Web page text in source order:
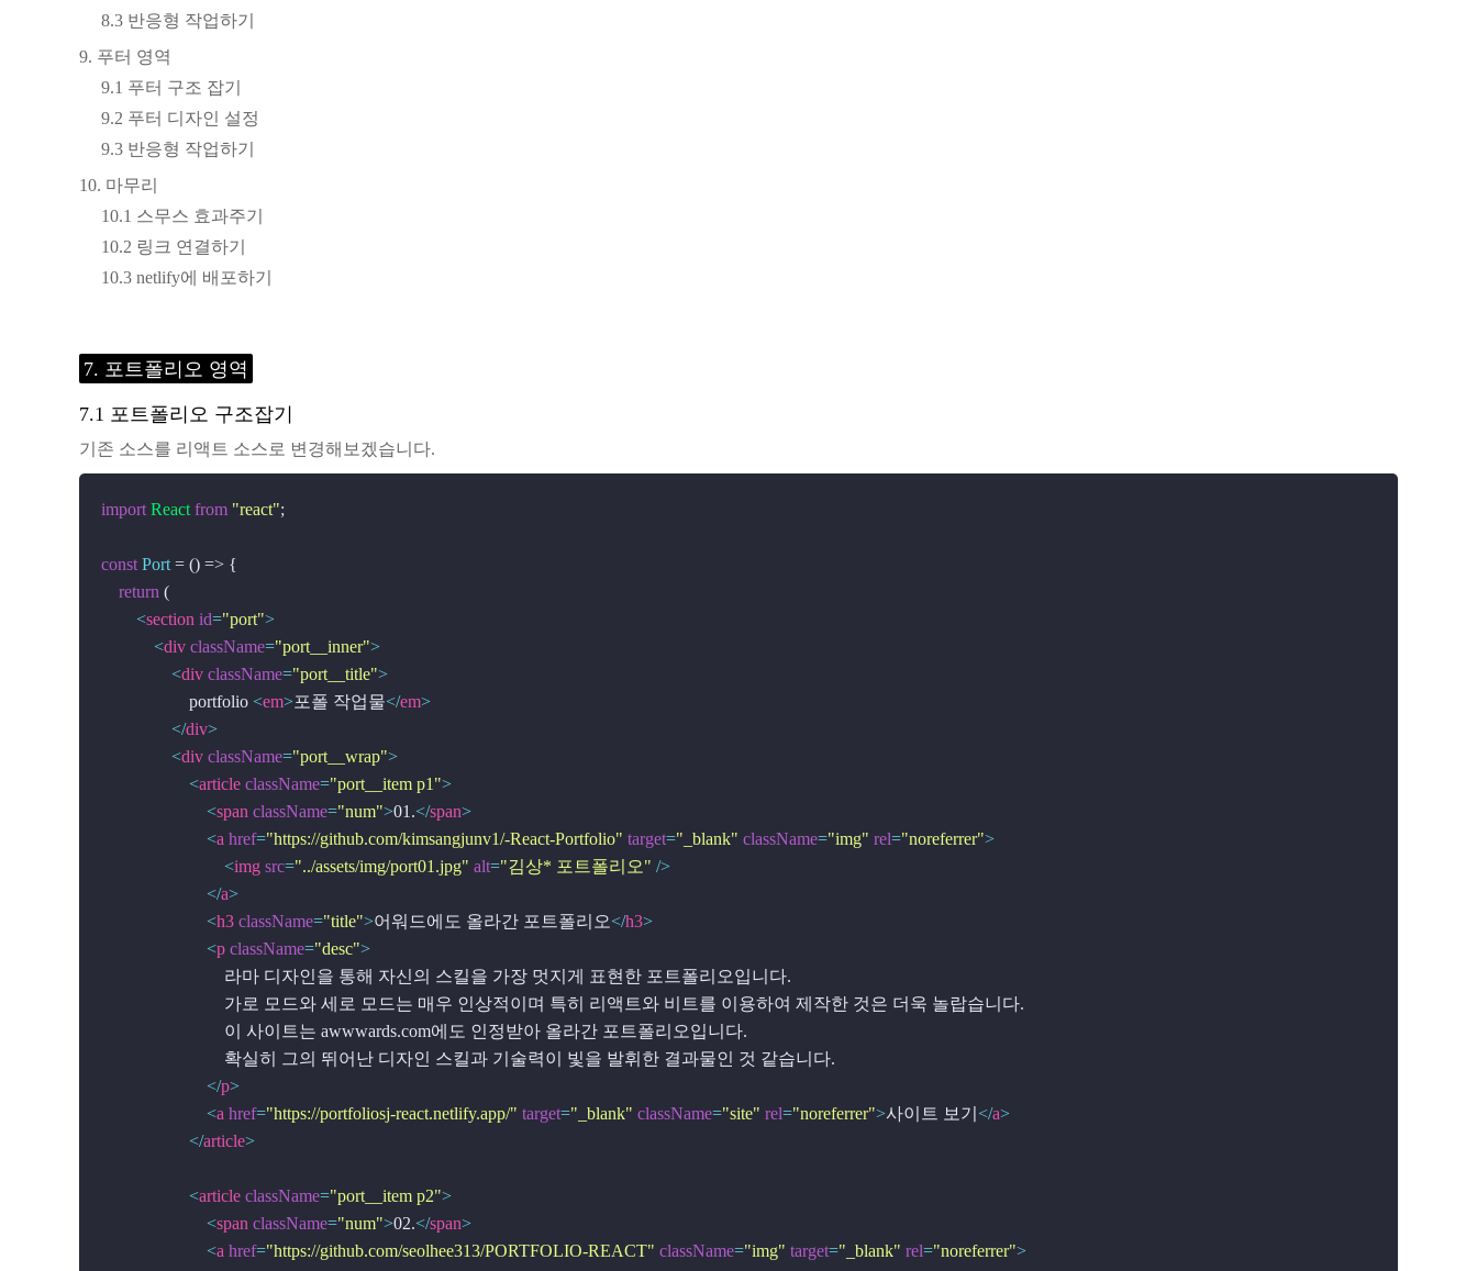
8.3 반응형 작업하기
9. 푸터 영역
9.1 푸터 구조 잡기
9.2 푸터 디자인 설정
9.3 반응형 작업하기
10. 마무리
10.1 스무스 효과주기
10.2 링크 연결하기
10.3 netlify에 배포하기
7. 포트폴리오 영역
7.1 포트폴리오 구조잡기
기존 소스를 리액트 소스로 변경해보겠습니다.
import React from "react";
const Port = () => {
return (
<section id="port">
<div className="port__inner">
<div className="port__title">
                    portfolio
<em>포폴 작업물</em>
</div>
<div className="port__wrap">
<article className="port__item p1">
<span className="num">01.</span>
<a href="https://github.com/kimsangjunv1/-React-Portfolio" target="_blank" className="img" rel="noreferrer">
<img src="../assets/img/port01.jpg" alt="김상* 포트폴리오" />
</a>
<h3 className="title">어워드에도 올라간 포트폴리오</h3>
<p className="desc">
                            라마 디자인을 통해 자신의 스킬을 가장 멋지게 표현한 포트폴리오입니다.
                            가로 모드와 세로 모드는 매우 인상적이며 특히 리액트와 비트를 이용하여 제작한 것은 더욱 놀랍습니다.
                            이 사이트는 awwwards.com에도 인정받아 올라간 포트폴리오입니다.
                            확실히 그의 뛰어난 디자인 스킬과 기술력이 빛을 발휘한 결과물인 것 같습니다.
</p>
<a href="https://portfoliosj-react.netlify.app/" target="_blank" className="site" rel="noreferrer">사이트 보기 </a>
</article>
<article className="port__item p2">
<span className="num">02.</span>
<a href="https://github.com/seolhee313/PORTFOLIO-REACT" className="img" target="_blank" rel="noreferrer">